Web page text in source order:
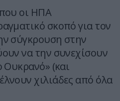
οι ΗΠΑ
σκοπό για τον
σύγκρουση στην
να την συνεχίσουν
Ουκρανό» (και
χιλιάδες από όλα